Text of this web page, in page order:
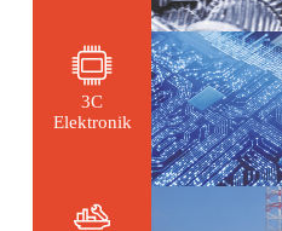
3C
Elektronik